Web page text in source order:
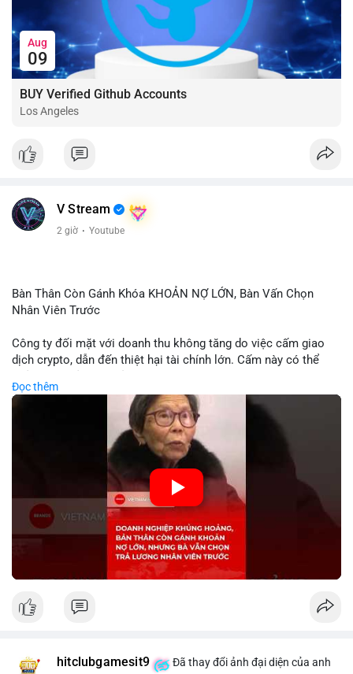
Aug
09
BUY Verified Github Accounts
Los Angeles
V Stream
2 giờ · Youtube
Bàn Thân Còn Gánh Khóa KHOẢN NỢ LỚN, Bàn Vấn Chọn
Nhân Viên Trước
Công ty đối mặt với doanh thu không tăng do việc cấm giao
dịch crypto, dẫn đến thiệt hại tài chính lớn. Cấm này có thể
biến động giá digital asset. Bàn vấn chuyển hướng tập trung
vào nhân lực, cho thấy chiến lược giảm chi phí hoặc điều chỉnh
mô hình kinh doanh. Điều này có thể ảnh hưởng đến thị trường
crypto và các doanh nghiệp liên quan trong tương lai.
🎥 Xem video trực tiếp tại:
Nguồn: KIEN THUC KINH TE
Đọc thêm
hitclubgamesit9
Đã thay đổi ảnh đại diện của anh